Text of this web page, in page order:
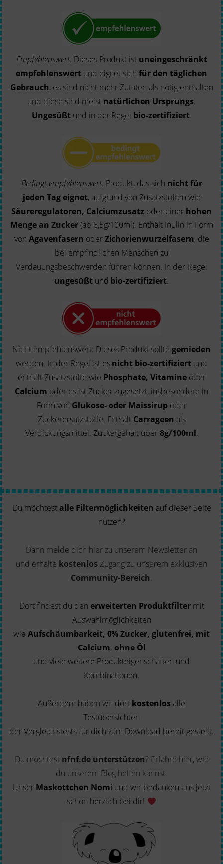
Empfehlenswert: Dieses Produkt ist uneingeschränkt
empfehlenswert und eignet sich für den täglichen
Gebrauch, es sind nicht mehr Zutaten als nötig enthalten
und diese sind meist natürlichen Ursprungs.
Ungesüßtund in der Regel bio-zertifiziert.
Bedingt empfehlenswert: Produkt, das sich nicht für
jeden Tag eignet, aufgrund von Zusatzstoffen wie
Säureregulatoren, Calciumzusatz oder einer hohen
Menge an Zucker(ab 6,5g/100ml). Enthält Inulin in Form
von Agavenfasern oderZichorienwurzelfasern, die
bei empfindlichen Menschen zu
Verdauungsbeschwerden führen können. In der Regel
ungesüßt und bio-zertifiziert.
Nicht empfehlenswert: Dieses Produkt sollte gemieden
werden. In der Regel ist es nicht bio-zertifiziert und
enthält Zusatzstoffe wie Phosphate, Vitamine oder
Calcium oder es ist Zucker zugesetzt, insbesondere in
Form von Glukose- oder Maissirupoder
Zuckerersatzstoffe. Enthält Carrageen als
Verdickungsmittel. Zuckergehalt über8g/100ml.
Du möchtest alle Filtermöglichkeiten auf dieser Seite
nutzen?
Dann melde dich hier zu unserem Newsletter an
und erhalte kostenlos Zugang zu unserem exklusiven
Community-Bereich.
Dort findest du den erweiterten Produktfiltermit
Auswahlmöglichkeiten
wie Aufschäumbarkeit, 0% Zucker, glutenfrei, mit
Calcium, ohne Öl
und viele weitere Produkteigenschaften und
Kombinationen.
Außerdem haben wir dort kostenlos alle
Testübersichten
der Vergleichstests für dich zum Download bereit gestellt.
Du möchtest nfnf.de unterstützen? Erfahre hier, wie
du unserem Blog helfen kannst.
Unser Maskottchen Nomi und wir bedanken uns jetzt
schon herzlich bei dir!